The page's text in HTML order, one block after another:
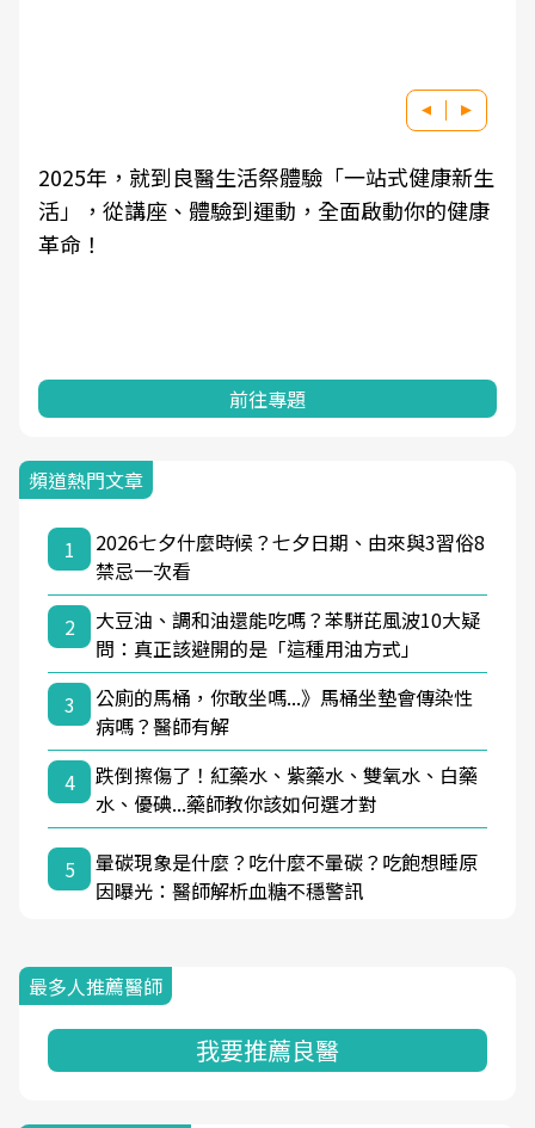
2025年，就到良醫生活祭體驗「一站式健康新生
活」，從講座、體驗到運動，全面啟動你的健康
革命！
前往專題
頻道熱門文章
1
2026七夕什麼時候？七夕日期、由來與3習俗8
禁忌一次看
2
大豆油、調和油還能吃嗎？苯駢芘風波10大疑
問：真正該避開的是「這種用油方式」
3
公廁的馬桶，你敢坐嗎...》馬桶坐墊會傳染性
病嗎？醫師有解
4
跌倒擦傷了！紅藥水、紫藥水、雙氧水、白藥
水、優碘...藥師教你該如何選才對
5
暈碳現象是什麼？吃什麼不暈碳？吃飽想睡原
因曝光：醫師解析血糖不穩警訊
最多人推薦醫師
我要推薦良醫